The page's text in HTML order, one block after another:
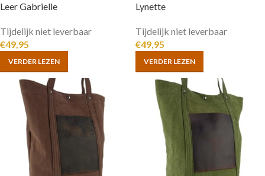
Leer Gabrielle
Tijdelijk niet leverbaar
€49,95
VERDER LEZEN
Lynette
Tijdelijk niet leverbaar
€49,95
VERDER LEZEN